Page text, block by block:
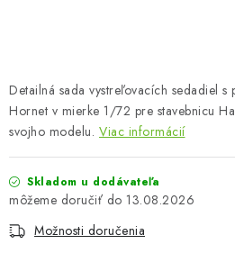
PREDÁVANÉ ZNAČKY
O Nás Moja objednávka Kontakty
Podmienky a pravidlá
Zásady
Prevodník modelárskych farieb
Detailná sada vystreľovacích sedadiel s
Hornet v mierke 1/72 pre stavebnicu
svojho modelu. Viac informácií
Skladom u dodávateľa
13.08.2026
Možnosti doručenia